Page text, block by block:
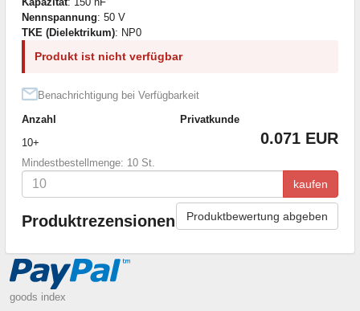
Nennspannung: 50 V
TKE (Dielektrikum): NP0
Produkt ist nicht verfügbar
Benachrichtigung bei Verfügbarkeit
Anzahl
Privatkunde
10+
0.071 EUR
Mindestbestellmenge: 10 St.
kaufen
Produktrezensionen Produktbewertung abgeben
goods index